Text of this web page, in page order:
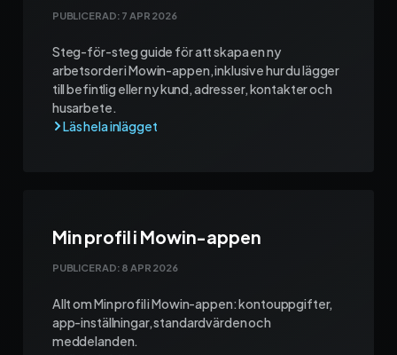
PUBLICERAD: 7 APR 2026
Steg-för-steg guide för att skapa en ny
arbetsorder i Mowin-appen, inklusive hur du lägger
till befintlig eller ny kund, adresser, kontakter och
husarbete.
Min profil i Mowin-appen
PUBLICERAD: 8 APR 2026
Allt om Min profil i Mowin-appen: kontouppgifter,
app-inställningar, standardvärden och
meddelanden.